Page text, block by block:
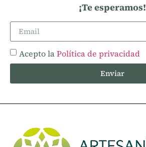
¡Te esperamos!
Acepto laPolítica de privacidad
Enviar